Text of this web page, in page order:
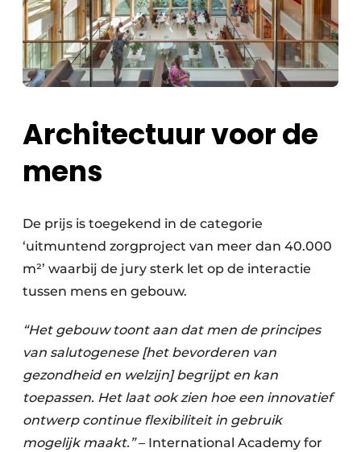
Architectuur voor de
mens
De prijs is toegekend in de categorie
‘uitmuntend zorgproject van meer dan 40.000
m²’ waarbij de jury sterk let op de interactie
tussen mens en gebouw.
“Het gebouw toont aan dat men de principes
van salutogenese [het bevorderen van
gezondheid en welzijn] begrijpt en kan
toepassen. Het laat ook zien hoe een innovatief
ontwerp continue flexibiliteit in gebruik
mogelijk maakt.”– International Academy for